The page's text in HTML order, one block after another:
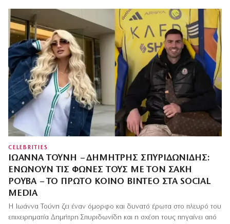
CELEBRITIES
ΙΩΆΝΝΑ ΤΟΎΝΗ – ΔΗΜΉΤΡΗΣ ΣΠΥΡΙΔΩΝΊΔΗΣ:
ΕΝΏΝΟΥΝ ΤΙΣ ΦΩΝΈΣ ΤΟΥΣ ΜΕ ΤΟΝ ΣΆΚΗ
ΡΟΥΒΆ – ΤΟ ΠΡΏΤΟ ΚΟΙΝΌ ΒΊΝΤΕΟ ΣΤΑ SOCIAL
MEDIA
Η Ιωάννα Τούνη ζει έναν όμορφο και δυνατό έρωτα στο πλευρό του
επιχειρηματία Δημήτρη Σπυριδωνίδη και η σχέση τους πηγαίνει από